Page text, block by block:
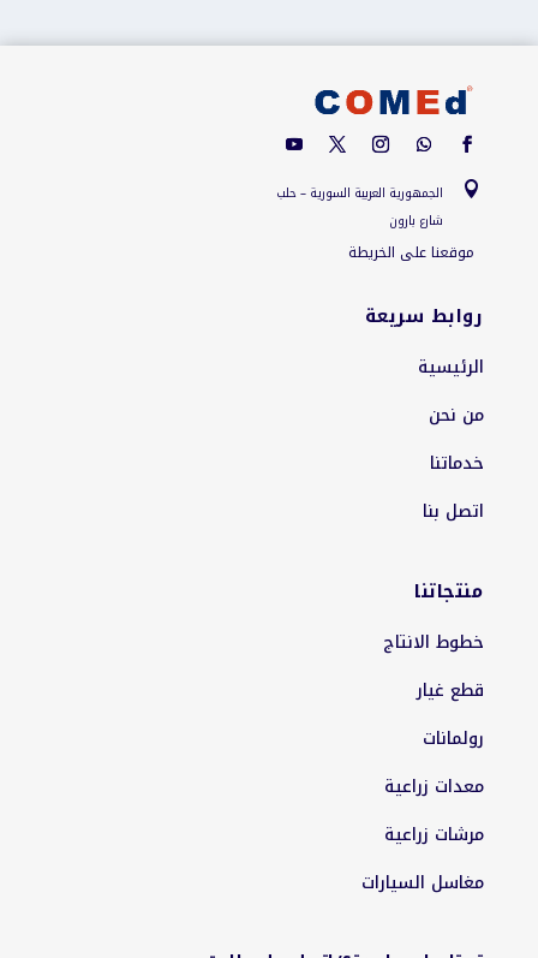

الجمهورية العربية السورية – حلب
شارع بارون
موقعنا على الخريطة
روابط سريعة
الرئيسية
من نحن
خدماتنا
اتصل بنا
منتجاتنا
خطوط الانتاج
قطع غيار
رولمانات
معدات زراعية
مرشات زراعية
مغاسل السيارات